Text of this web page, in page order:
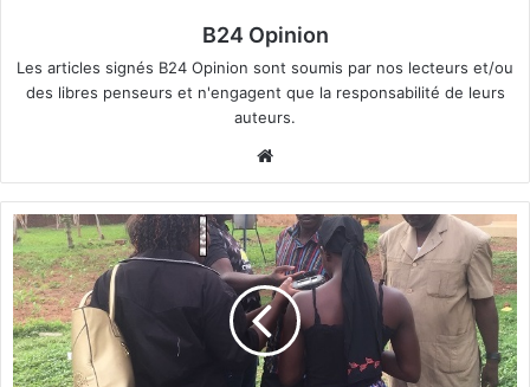
B24 Opinion
Les articles signés B24 Opinion sont soumis par nos lecteurs et/ou
des libres penseurs et n'engagent que la responsabilité de leurs
auteurs.
bsi
te
M
a
r
i
a
g
e